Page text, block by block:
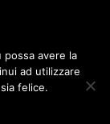
riservati - P.
avere la
ad utilizzare
felice.